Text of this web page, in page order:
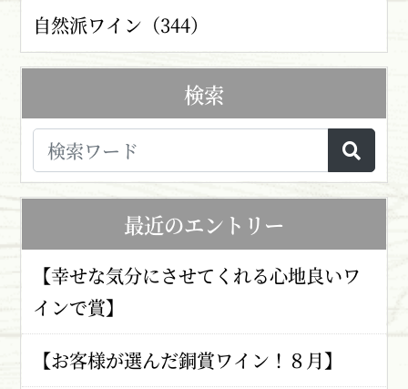
自然派ワイン（344）
検索
最近のエントリー
【幸せな気分にさせてくれる心地良いワ
インで賞】
【お客様が選んだ銅賞ワイン！８月】